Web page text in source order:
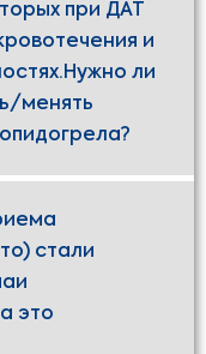
при ДАТ
и
ли
менять
стали
это